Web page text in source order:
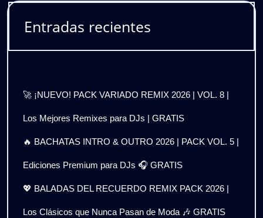
Entradas recientes
🚀 ¡NUEVO! PACK VARIADO REMIX 2026 | VOL. 8 |
Los Mejores Remixes para DJs | GRATIS
🔥 BACHATAS INTRO & OUTRO 2026 | PACK VOL. 5 |
Ediciones Premium para DJs 🎧 GRATIS
💖 BALADAS DEL RECUERDO REMIX PACK 2026 |
Los Clásicos que Nunca Pasan de Moda 🎶 GRATIS